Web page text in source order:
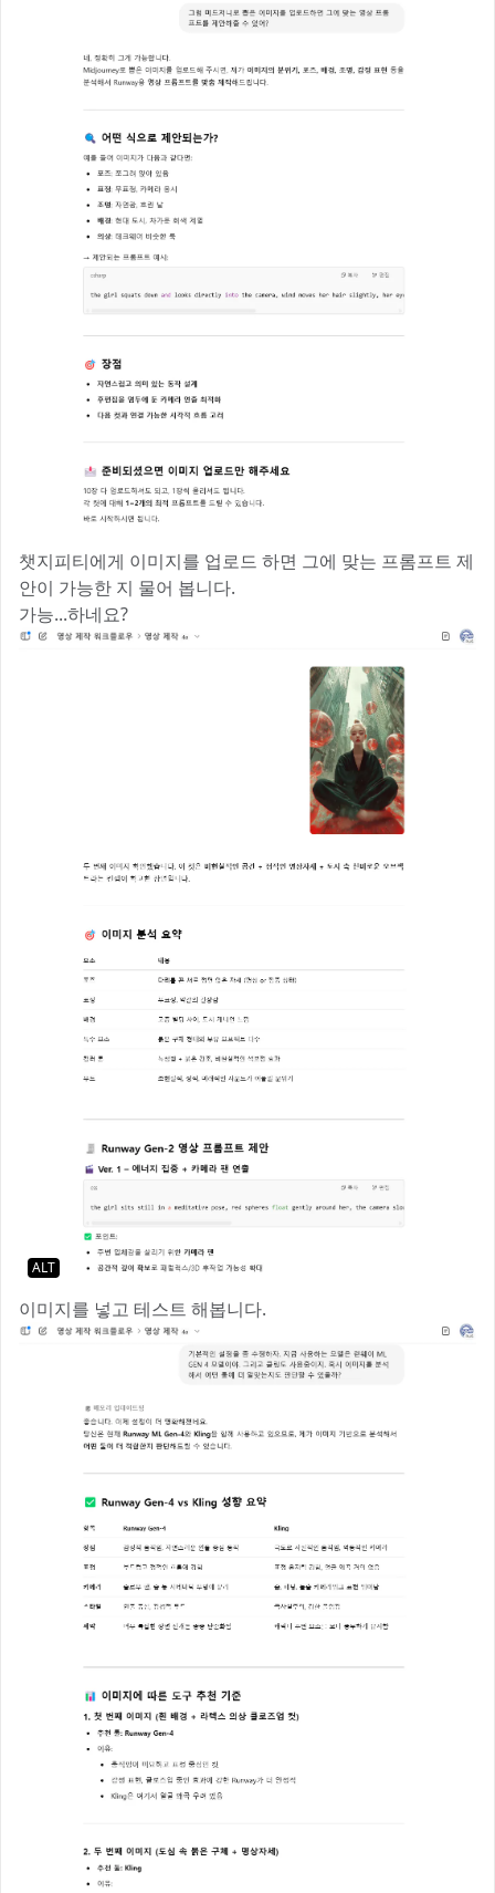
챗지피티에게 이미지를 업로드 하면 그에 맞는 프롬프트 제
안이 가능한 지 물어 봅니다.
가능...하네요?
ALT
이미지를 넣고 테스트 해봅니다.